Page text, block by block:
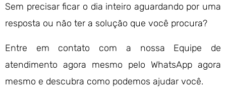
Sem precisar ficar o dia inteiro aguardando por uma
resposta ou não ter a solução que você procura?
Entre em contato com a nossa Equipe de
atendimento agora mesmo pelo WhatsApp agora
mesmo e descubra como podemos ajudar você.